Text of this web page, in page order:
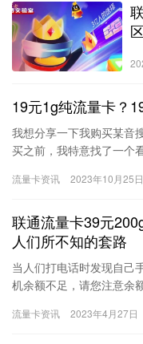
19元1g纯流量卡？
我想分享一下我购买某音
买之前，我特意找了一个
—…
流量卡资讯 2023年10月25日
联通流量卡39元
人们所不知的套路
当人们打电话时发现自己
机余额不足，请您注意
流量卡资讯 2023年4月27日